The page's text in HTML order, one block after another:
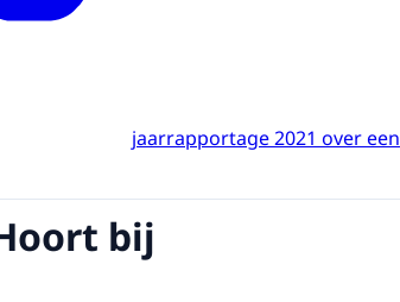
jaarrapportage 2021 over een
bij